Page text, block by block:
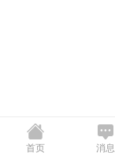
首页 消息